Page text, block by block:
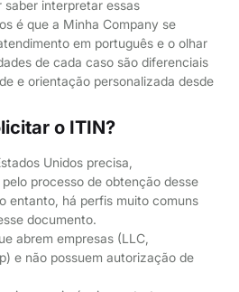
saber interpretar essas
é que a Minha Company se
em português e o olhar
de cada caso são diferenciais
e orientação personalizada desde
o ITIN?
Unidos precisa,
processo de obtenção desse
entanto, há perfis muito comuns
documento.
abrem empresas (LLC,
e não possuem autorização de